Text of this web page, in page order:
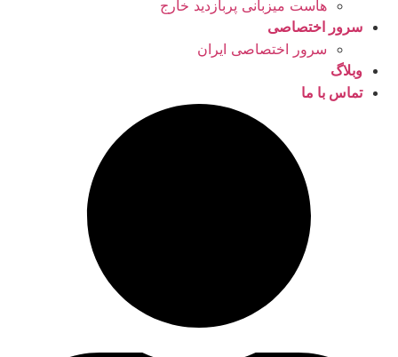
هاست میزبانی پربازدید خارج
سرور اختصاصی
سرور اختصاصی ایران
وبلاگ
تماس با ما